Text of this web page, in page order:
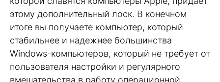
этому дополнительный лоск. В конечном
итоге вы получаете компьютер, который
стабильнее и надежнее большинства
Windows-компьютеров, который не требует от
пользователя настройки и регулярного
вмешательства в работу операционной